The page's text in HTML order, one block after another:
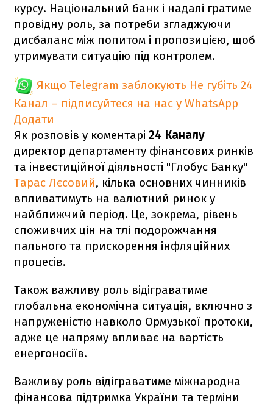
курсу. Національний банк і надалі гратиме
провідну роль, за потреби згладжуючи
дисбаланс між попитом і пропозицією, щоб
утримувати ситуацію під контролем.
Якщо Telegram заблокують Не губіть 24
Канал – підписуйтеся на нас у WhatsApp
Додати
Як розповів у коментарі 24 Каналу
директор департаменту фінансових ринків
та інвестиційної діяльності "Глобус Банку"
Тарас Лєсовий, кілька основних чинників
впливатимуть на валютний ринок у
найближчий період. Це, зокрема, рівень
споживчих цін на тлі подорожчання
пального та прискорення інфляційних
процесів.
Також важливу роль відіграватиме
глобальна економічна ситуація, включно з
напруженістю навколо Ормузької протоки,
адже це напряму впливає на вартість
енергоносіїв.
Важливу роль відіграватиме міжнародна
фінансова підтримка України та терміни